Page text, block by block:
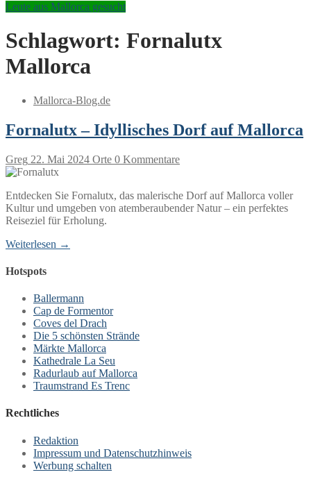
Leute aus Mallorca gesucht
Schlagwort: Fornalutx
Mallorca
Mallorca-Blog.de
Fornalutx – Idyllisches Dorf auf Mallorca
Greg 22. Mai 2024 Orte 0 Kommentare
Entdecken Sie Fornalutx, das malerische Dorf auf Mallorca voller
Kultur und umgeben von atemberaubender Natur – ein perfektes
Reiseziel für Erholung.
Weiterlesen →
Hotspots
Ballermann
Cap de Formentor
Coves del Drach
Die 5 schönsten Strände
Märkte Mallorca
Kathedrale La Seu
Radurlaub auf Mallorca
Traumstrand Es Trenc
Rechtliches
Redaktion
Impressum und Datenschutzhinweis
Werbung schalten